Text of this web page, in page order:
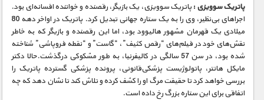
پاتریک سوویزی : پاتریک سوویزی، یک بازیگر، رقصنده و خواننده افسانه‌ای بود.
اجراهای بی‌نظیر، وی را به یک ستاره جهانی تبدیل کرد. پاتریک در اواخر دهه 80
میلادی یک قهرمان مشهور هالیوود بود، اما این رقصنده و بازیگر که به خاطر
نقش‌های خود در فیلم‌های “رقص کثیف”، “گاست” و “نقطه فروپاشی” شناخته
شده بود، در سن 57 سالگی در کالیفرنیا، به طور مشکوکی درگذشت.حالا دکتر
مایکل هانتر، پاتولوژیست پزشکی‌قانونی، پرونده پزشکی گسترده پاتریک را
بررسی خواهد کرد تا حقیقت مرگ او را کشف کرده و تلاش کند تا نشان دهد که چه
اتفاقی برای این ستاره بزرگ رخ داده است.